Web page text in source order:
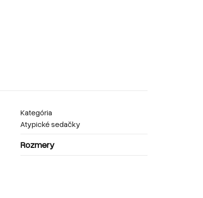
Kategória
Atypické sedačky
Rozmery